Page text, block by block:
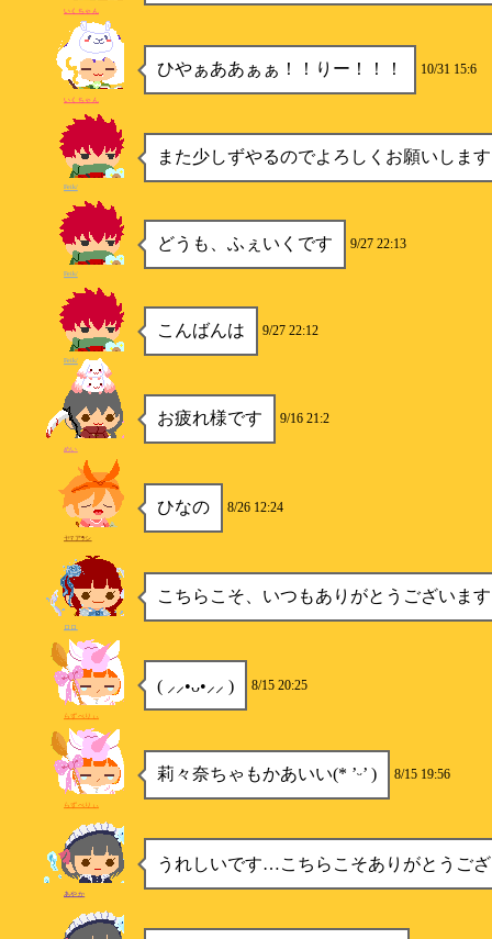
いくちゃん
ひやぁああぁぁ！！りー！！！ 10/31 15:6
いくちゃん
また少しずやるのでよろしくお願いします
Feik/
どうも、ふぇいくです 9/27 22:13
Feik/
こんばんは 9/27 22:12
Feik/
お疲れ様です 9/16 21:2
めい
ひなの 8/26 12:24
ヤﾏアﾗシ
こちらこそ、いつもありがとうございま
ロロ
( ⸝⸝•ᴗ•⸝⸝ ) 8/15 20:25
らずべりぃ
莉々奈ちゃもかあいい(* ’ᵕ’ ) 8/15 19:56
らずべりぃ
うれしいです…こちらこそありがとうござ
あやか